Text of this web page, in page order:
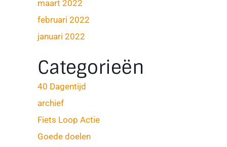
maart 2022
februari 2022
januari 2022
Categorieën
40 Dagentijd
archief
Fiets Loop Actie
Goede doelen